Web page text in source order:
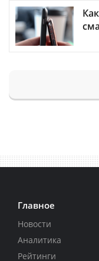
Главное
Новости
Аналитика
Рейтинги